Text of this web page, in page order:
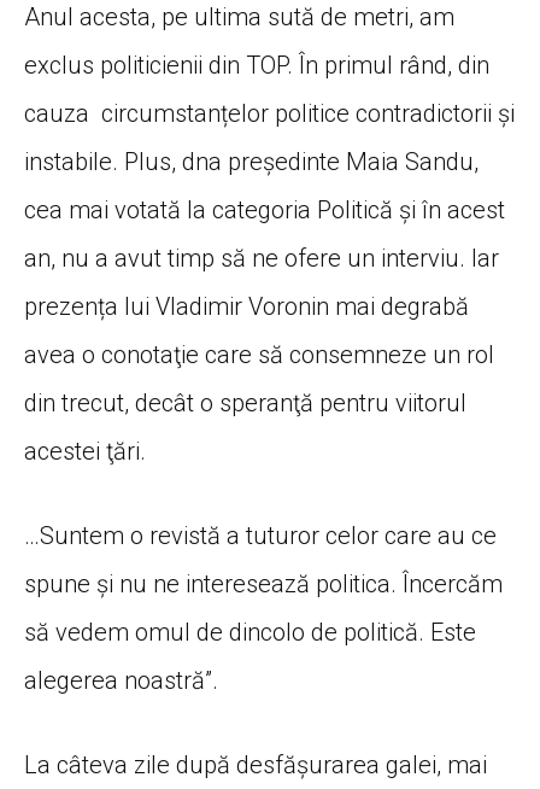
Anul acesta, pe ultima sută de metri, am
exclus politicienii din TOP. În primul rând, din
cauza circumstanțelor politice contradictorii și
instabile. Plus, dna preşedinte Maia Sandu,
cea mai votată la categoria Politică şi în acest
an, nu a avut timp să ne ofere un interviu. Iar
prezența lui Vladimir Voronin mai degrabă
avea o conotaţie care să consemneze un rol
din trecut, decât o speranţă pentru viitorul
acestei ţări.
…Suntem o revistă a tuturor celor care au ce
spune şi nu ne interesează politica. Încercăm
să vedem omul de dincolo de politică. Este
alegerea noastră”.
La câteva zile după desfășurarea galei, mai